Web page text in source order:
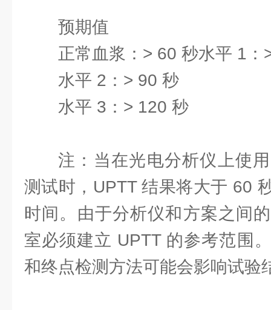
预期值
正常血浆：> 60 秒水平 1：
水平 2：> 90 秒
水平 3：> 120 秒
注：当在光电分析仪上使
测试时，UPTT 结果将大于 60
时间。由于分析仪和方案之间
室必须建立 UPTT 的参考范围
和终点检测方法可能会影响试验